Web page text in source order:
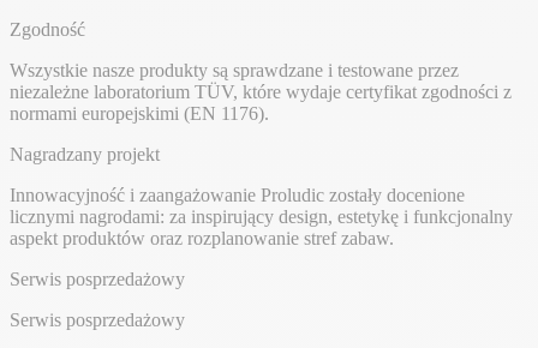
Zgodność
Wszystkie nasze produkty są sprawdzane i testowane przez
niezależne laboratorium TÜV, które wydaje certyfikat zgodności z
normami europejskimi (EN 1176).
Nagradzany projekt
Innowacyjność i zaangażowanie Proludic zostały docenione
licznymi nagrodami: za inspirujący design, estetykę i funkcjonalny
aspekt produktów oraz rozplanowanie stref zabaw.
Serwis posprzedażowy
Serwis posprzedażowy